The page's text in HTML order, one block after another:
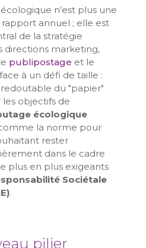
écologique n'est plus une
annuel ; elle est
de la stratégie
directions marketing,
publipostage et le
à un défi de taille :
du "papier"
objectifs de
écologique
la norme pour
rester
dans le cadre
plus en plus exigeants
Sociétale
.
pilier